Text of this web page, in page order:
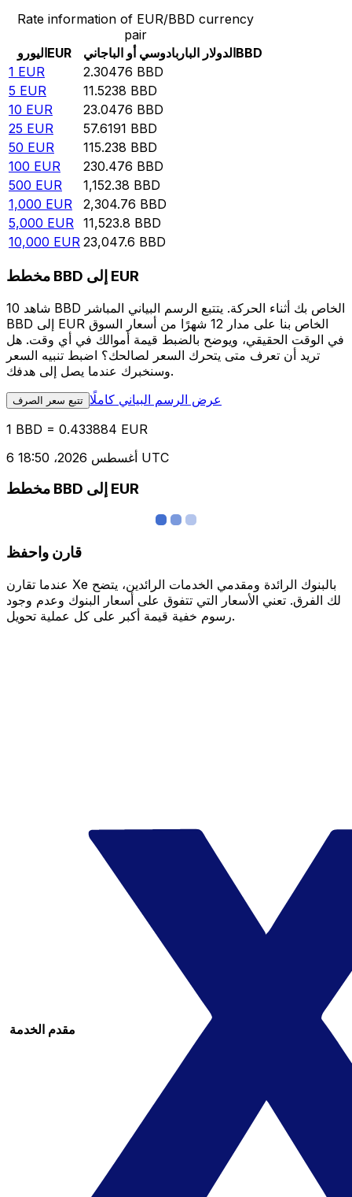
Rate information of EUR/BBD currency
pair
اليوروEUR الدولار الباربادوسي أو الباجانيBBD
1 EUR 2.30476 BBD
5 EUR 11.5238 BBD
10 EUR 23.0476 BBD
25 EUR 57.6191 BBD
50 EUR 115.238 BBD
100 EUR 230.476 BBD
500 EUR 1,152.38 BBD
1,000 EUR 2,304.76 BBD
5,000 EUR 11,523.8 BBD
10,000 EUR 23,047.6 BBD
مخطط BBD إلى EUR
شاهد 10 BBD الخاص بك أثناء الحركة. يتتبع الرسم البياني المباشر
BBD إلى EUR الخاص بنا على مدار 12 شهرًا من أسعار السوق
في الوقت الحقيقي، ويوضح بالضبط قيمة أموالك في أي وقت. هل
تريد أن تعرف متى يتحرك السعر لصالحك؟ اضبط تنبيه السعر
وسنخبرك عندما يصل إلى هدفك.
تتبع سعر الصرف عرض الرسم البياني كاملًا
1 BBD = 0.433884 EUR
6 أغسطس 2026، 18:50 UTC
مخطط BBD إلى EUR
قارن واحفظ
عندما تقارن Xe بالبنوك الرائدة ومقدمي الخدمات الرائدين، يتضح
لك الفرق. تعني الأسعار التي تتفوق على أسعار البنوك وعدم وجود
رسوم خفية قيمة أكبر على كل عملية تحويل.
مقدم الخدمة